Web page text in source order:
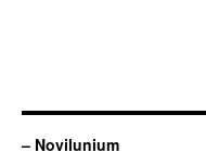
– Novilunium